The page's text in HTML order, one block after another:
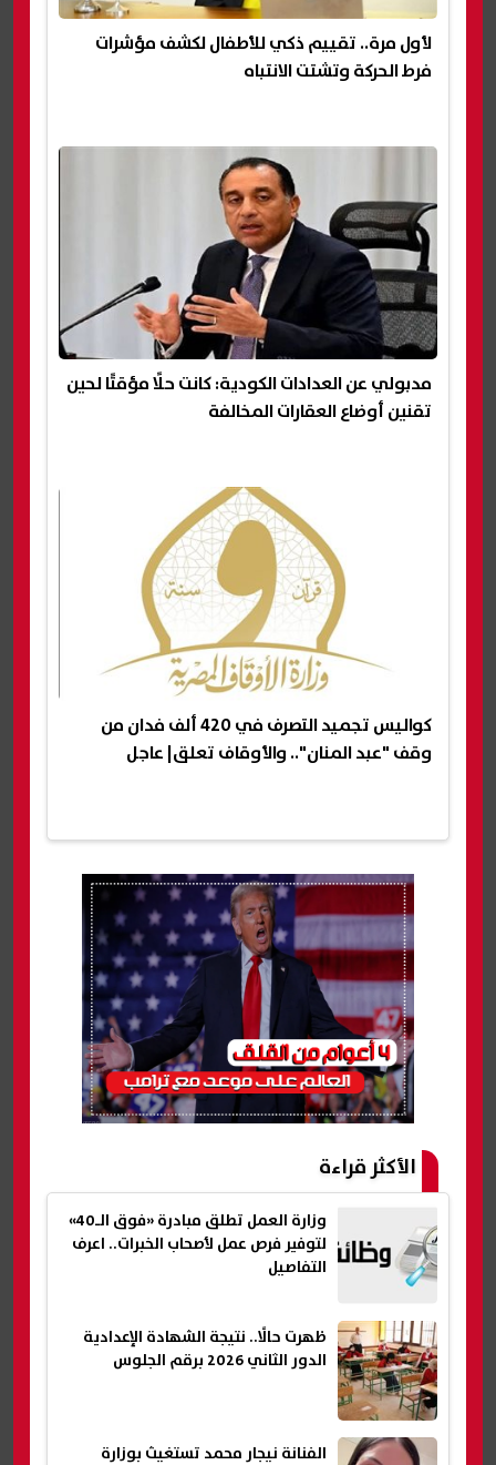
لأول مرة.. تقييم ذكي للأطفال لكشف مؤشرات
فرط الحركة وتشتت الانتباه
مدبولي عن العدادات الكودية: كانت حلًا مؤقتًا لحين
تقنين أوضاع العقارات المخالفة
كواليس تجميد التصرف في 420 ألف فدان من
وقف "عبد المنان".. والأوقاف تعلق| عاجل
الأكثر قراءة
وزارة العمل تطلق مبادرة «فوق الـ40»
لتوفير فرص عمل لأصحاب الخبرات.. اعرف
التفاصيل
ظهرت حالًا.. نتيجة الشهادة الإعدادية
الدور الثاني 2026 برقم الجلوس
الفنانة نيجار محمد تستغيث بوزارة